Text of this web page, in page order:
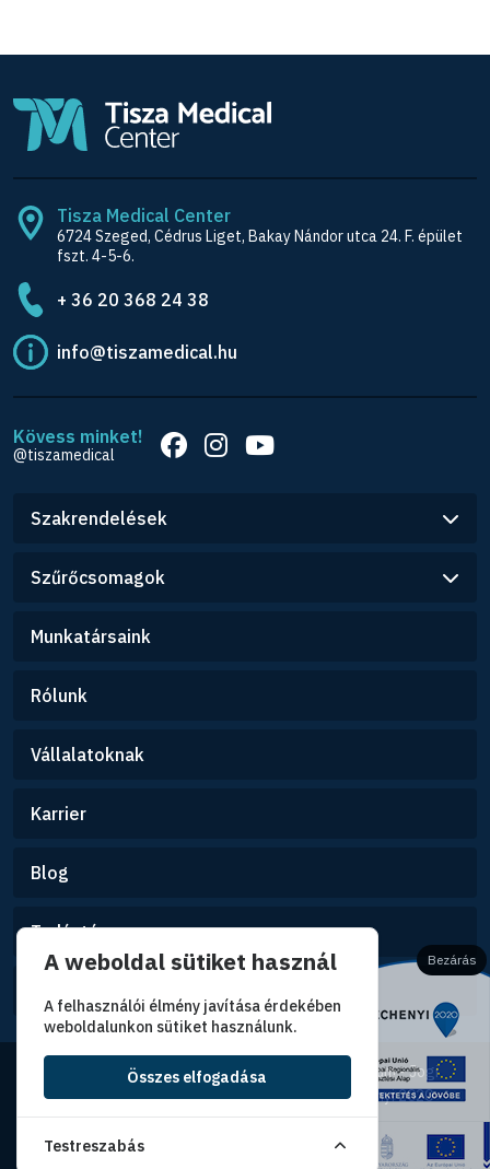
Tisza Medical Center
6724 Szeged, Cédrus Liget, Bakay Nándor utca 24. F. épület
fszt. 4-5-6.
+ 36 20 368 24 38
info@tiszamedical.hu
Kövess minket!
@tiszamedical
Szakrendelések
Szűrőcsomagok
Munkatársaink
Rólunk
Vállalatoknak
Karrier
Blog
Tudástár
Tisza Medical Center © 2026 -ÁSZF Impresszum-Jogi
nyilatkozat-Adatkezelési tájékoztató-Széchenyi 2020-
Széchenyi Terv Plusz
Bezárás
A weboldal sütiket használ
A felhasználói élmény javítása érdekében
weboldalunkon sütiket használunk.
Összes elfogadása
Testreszabás